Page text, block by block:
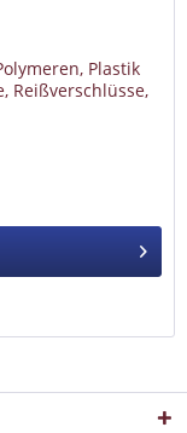
Plastik
Reißverschlüsse,